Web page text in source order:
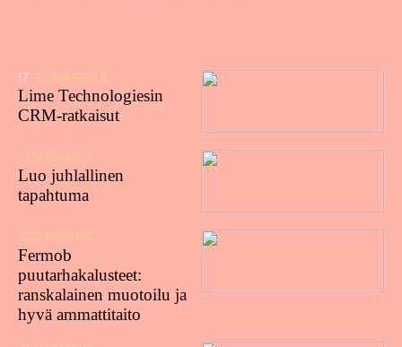
IT
Lime Technologiesin
CRM-ratkaisut
Luo juhlallinen
tapahtuma
Fermob
puutarhakalusteet:
ranskalainen muotoilu ja
hyvä ammattitaito